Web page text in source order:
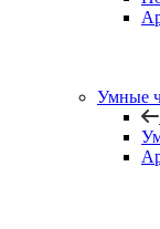
Умные